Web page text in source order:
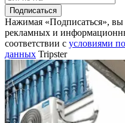
Подписаться
Нажимая «Подписаться», вы
рекламных и
соответствии c условиями
данных Tripster